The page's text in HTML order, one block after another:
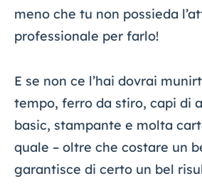
meno che tu non possieda
professionale per farlo!
E se non ce l’hai dovrai
tempo, ferro da stiro, capi di
basic, stampante e molta
quale – oltre che costare un
garantisce di certo un bel